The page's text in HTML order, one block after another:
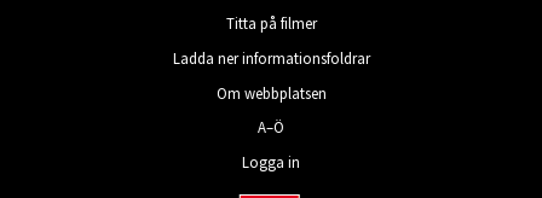
Titta på filmer
Ladda ner informationsfoldrar
Om webbplatsen
A–Ö
Logga in